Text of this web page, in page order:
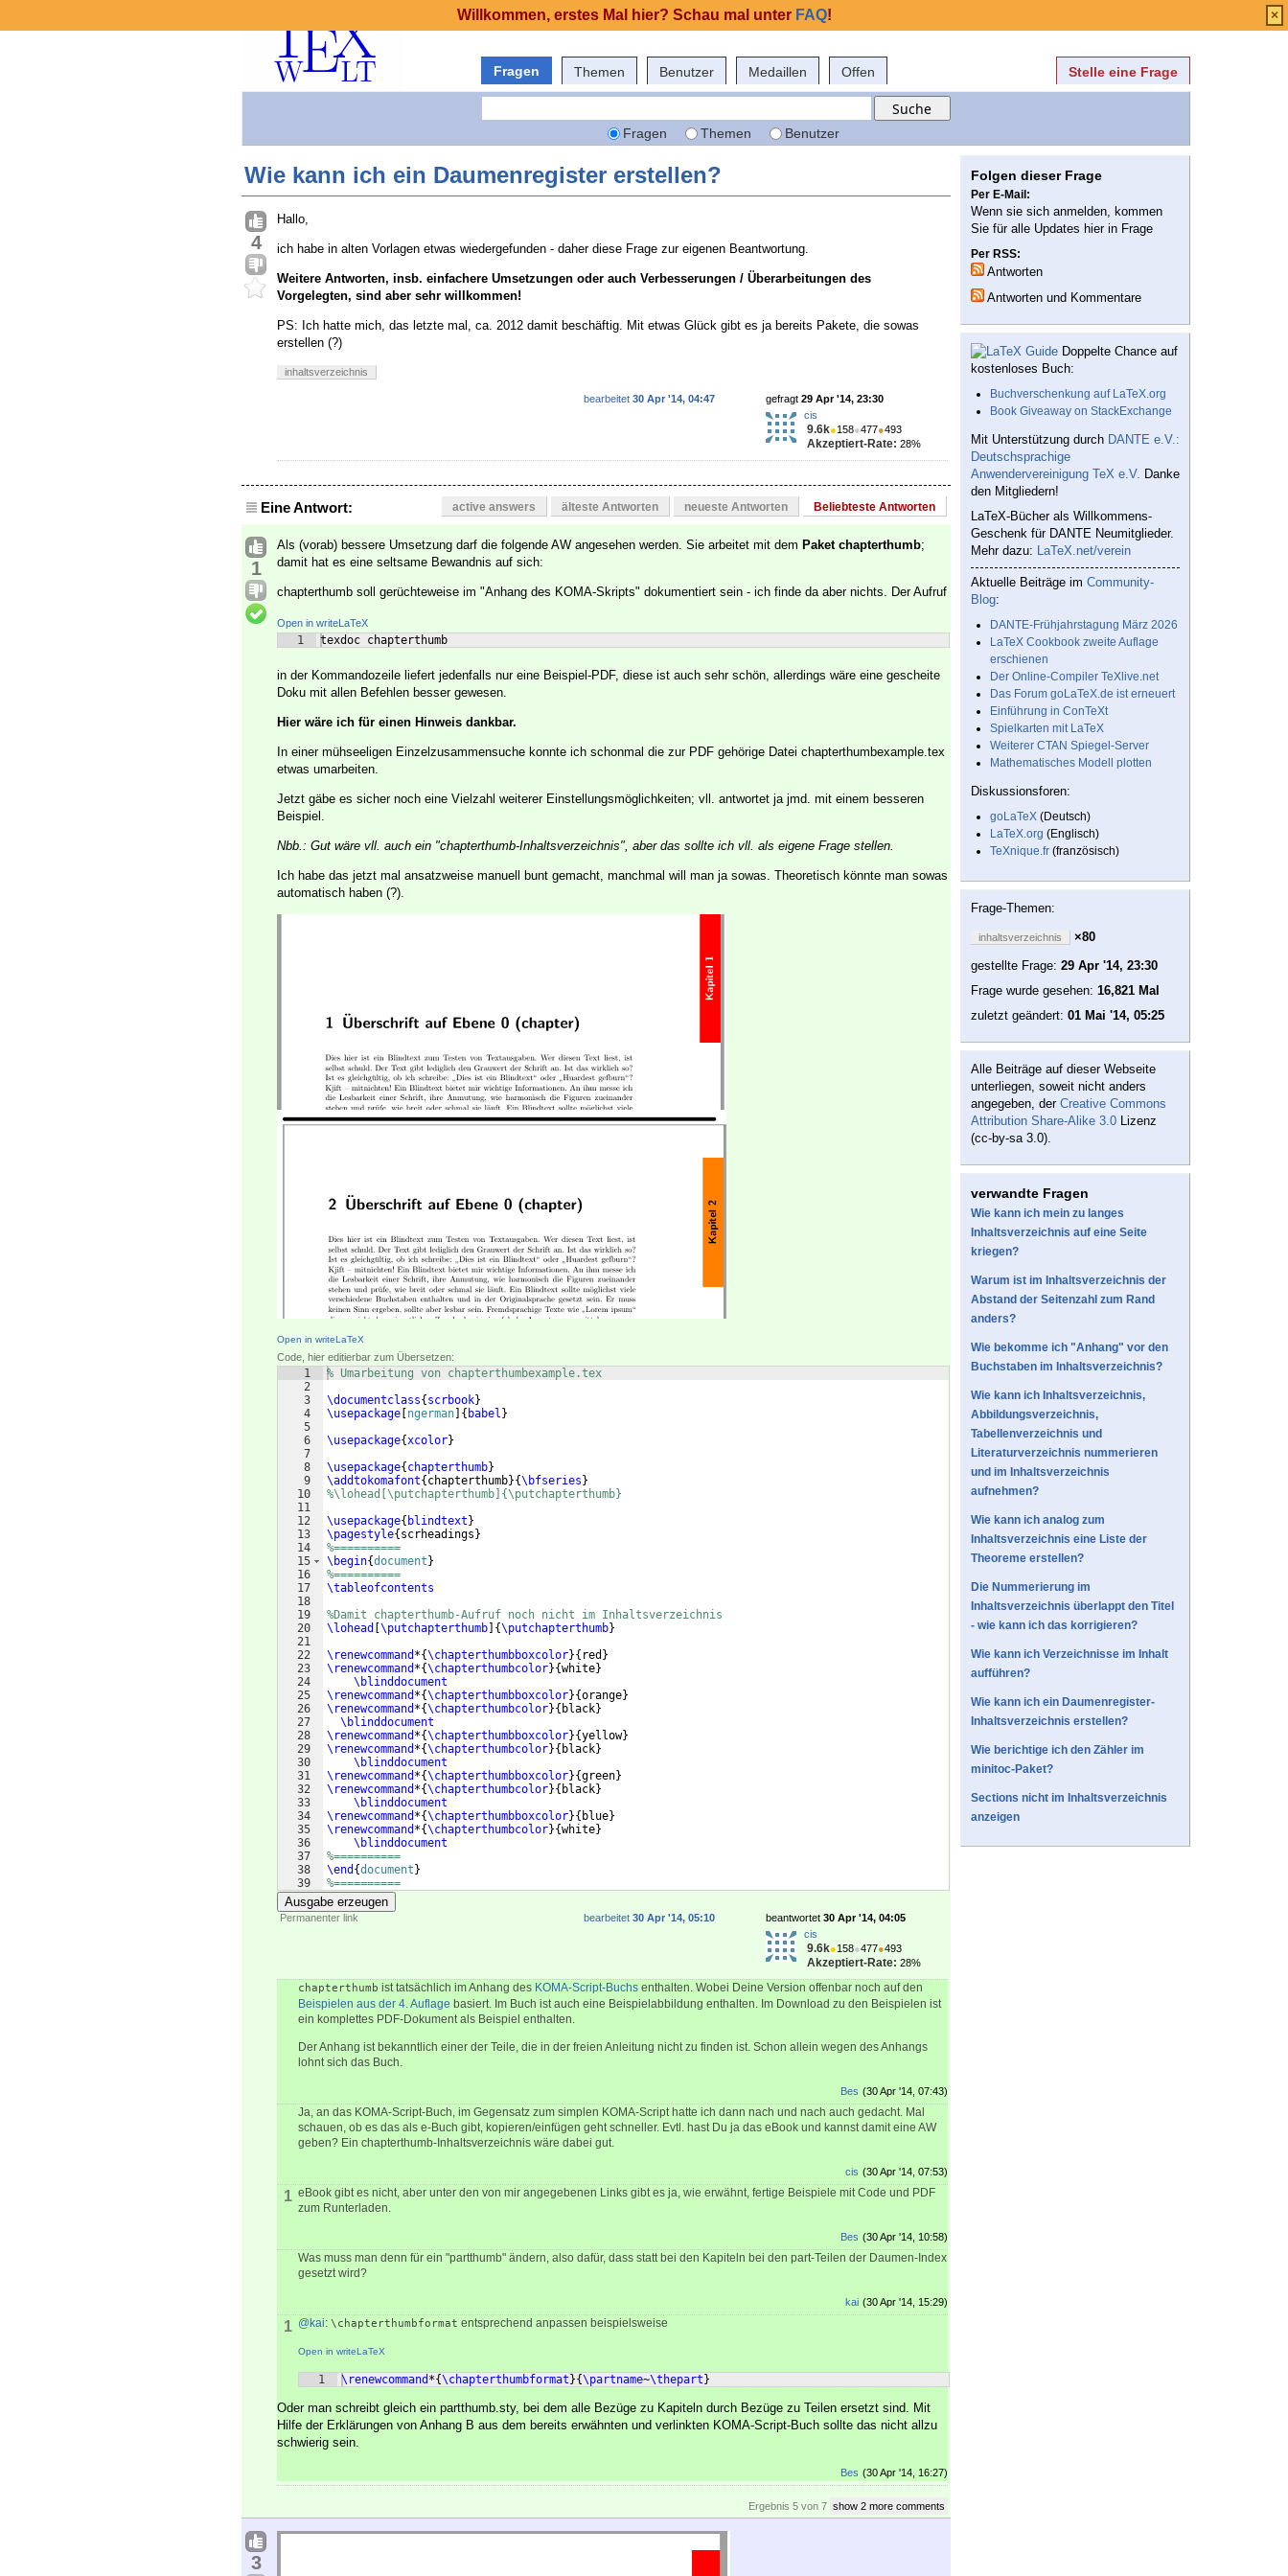
Fragen Themen Benutzer Medaillen Offen Stelle eine Frage
Fragen Themen Benutzer
Wie kann ich ein Daumenregister erstellen?
4
Hallo,
ich habe in alten Vorlagen etwas wiedergefunden - daher diese Frage zur eigenen Beantwortung.
Weitere Antworten, insb. einfachere Umsetzungen oder auch Verbesserungen / Überarbeitungen des
Vorgelegten, sind aber sehr willkommen!
PS: Ich hatte mich, das letzte mal, ca. 2012 damit beschäftig. Mit etwas Glück gibt es ja bereits Pakete, die sowas
erstellen (?)
inhaltsverzeichnis
gefragt 29 Apr '14, 23:30
cis
9.6k●158●477●493
Akzeptiert-Rate: 28%
bearbeitet 30 Apr '14, 04:47
Eine Antwort: active answers älteste Antworten neueste Antworten Beliebteste Antworten
1
Als (vorab) bessere Umsetzung darf die folgende AW angesehen werden. Sie arbeitet mit dem Paket chapterthumb;
damit hat es eine seltsame Bewandnis auf sich:
chapterthumb soll gerüchteweise im "Anhang des KOMA-Skripts" dokumentiert sein - ich finde da aber nichts. Der Aufruf
Open in writeLaTeX
1 texdoc chapterthumb
in der Kommandozeile liefert jedenfalls nur eine Beispiel-PDF, diese ist auch sehr schön, allerdings wäre eine gescheite
Doku mit allen Befehlen besser gewesen.
Hier wäre ich für einen Hinweis dankbar.
In einer mühseeligen Einzelzusammensuche konnte ich schonmal die zur PDF gehörige Datei chapterthumbexample.tex
etwas umarbeiten.
Jetzt gäbe es sicher noch eine Vielzahl weiterer Einstellungsmöglichkeiten; vll. antwortet ja jmd. mit einem besseren
Beispiel.
Nbb.: Gut wäre vll. auch ein "chapterthumb-Inhaltsverzeichnis", aber das sollte ich vll. als eigene Frage stellen.
Ich habe das jetzt mal ansatzweise manuell bunt gemacht, manchmal will man ja sowas. Theoretisch könnte man sowas
automatisch haben (?).
Open in writeLaTeX
Code, hier editierbar zum Übersetzen:
1
2
3
4
5
6
7
8
9
10
11
12
13
14
15
16
17
18
19
20
21
22
23
24
25
26
27
28
29
30
31
32
33
34
35
36
37
38
39
% Umarbeitung von chapterthumbexample.tex
\documentclass{ scrbook}
\usepackage ngerman { babel }
\usepackage{xcolor}
\usepackage{ chapterthumb}
\addtokomafont{ chapterthumb}{\bfseries }
%\lohead[\putchapterthumb]{\putchapterthumb}
\usepackage{ blindtext }
\pagestyle{ scrheadings }
%==========
\begin{document }
%==========
\tableofcontents
%Damit chapterthumb-Aufruf noch nicht im Inhaltsverzeichnis
\lohead
\putchapterthumb {\putchapterthumb}
\renewcommand *{\chapterthumbboxcolor}{ red }
\renewcommand *{\chapterthumbcolor}{white}
\blinddocument
\renewcommand *{\chapterthumbboxcolor}{orange}
\renewcommand *{\chapterthumbcolor}{ black}
\blinddocument
\renewcommand *{\chapterthumbboxcolor}{yellow}
\renewcommand *{\chapterthumbcolor}{ black}
\blinddocument
\renewcommand *{\chapterthumbboxcolor}{green}
\renewcommand *{\chapterthumbcolor}{ black}
\blinddocument
\renewcommand *{\chapterthumbboxcolor}{ blue}
\renewcommand *{\chapterthumbcolor}{white}
\blinddocument
%==========
\end {document }
%==========
Ausgabe erzeugen
Permanenter link beantwortet 30 Apr '14, 04:05
cis
9.6k●158●477●493
Akzeptiert-Rate: 28%
bearbeitet 30 Apr '14, 05:10
chapterthumb ist tatsächlich im Anhang des KOMA-Script-Buchs enthalten. Wobei Deine Version offenbar noch auf den
Beispielen aus der 4. Auflage basiert. Im Buch ist auch eine Beispielabbildung enthalten. Im Download zu den Beispielen ist
ein komplettes PDF-Dokument als Beispiel enthalten.
Der Anhang ist bekanntlich einer der Teile, die in der freien Anleitung nicht zu finden ist. Schon allein wegen des Anhangs
lohnt sich das Buch.
(30 Apr '14, 07:43)
Bes
Ja, an das KOMA-Script-Buch, im Gegensatz zum simplen KOMA-Script hatte ich dann nach und nach auch gedacht. Mal
schauen, ob es das als e-Buch gibt, kopieren/einfügen geht schneller. Evtl. hast Du ja das eBook und kannst damit eine AW
geben? Ein chapterthumb-Inhaltsverzeichnis wäre dabei gut.
(30 Apr '14, 07:53)
cis
1 eBook gibt es nicht, aber unter den von mir angegebenen Links gibt es ja, wie erwähnt, fertige Beispiele mit Code und PDF
zum Runterladen.
(30 Apr '14, 10:58)
Bes
Was muss man denn für ein "partthumb" ändern, also dafür, dass statt bei den Kapiteln bei den part-Teilen der Daumen-Index
gesetzt wird?
(30 Apr '14, 15:29)
kai
1 @kai: \chapterthumbformat entsprechend anpassen beispielsweise
Open in writeLaTeX
1 \renewcommand *{\chapterthumbformat }{\partname~\thepart }
Oder man schreibt gleich ein partthumb.sty, bei dem alle Bezüge zu Kapiteln durch Bezüge zu Teilen ersetzt sind. Mit
Hilfe der Erklärungen von Anhang B aus dem bereits erwähnten und verlinkten KOMA-Script-Buch sollte das nicht allzu
schwierig sein.
(30 Apr '14, 16:27)
Bes
Ergebnis 5 von 7 show 2 more comments
3
Folgen dieser Frage
Per E-Mail:
Wenn sie sich anmelden, kommen
Sie für alle Updates hier in Frage
Per RSS:
Antworten
Antworten und Kommentare
Doppelte Chance auf
kostenloses Buch:
Buchverschenkung auf LaTeX.org
Book Giveaway on StackExchange
Mit Unterstützung durch DANTE e.V.:
Deutschsprachige
Anwendervereinigung TeX e.V. Danke
den Mitgliedern!
LaTeX-Bücher als Willkommens-
Geschenk für DANTE Neumitglieder.
Mehr dazu: LaTeX.net/verein
Aktuelle Beiträge im Community-
Blog:
DANTE-Frühjahrstagung März 2026
LaTeX Cookbook zweite Auflage
erschienen
Der Online-Compiler TeXlive.net
Das Forum goLaTeX.de ist erneuert
Einführung in ConTeXt
Spielkarten mit LaTeX
Weiterer CTAN Spiegel-Server
Mathematisches Modell plotten
Diskussionsforen:
goLaTeX (Deutsch)
LaTeX.org (Englisch)
TeXnique.fr (französisch)
Frage-Themen:
inhaltsverzeichnis
×80
gestellte Frage: 29 Apr '14, 23:30
Frage wurde gesehen: 16,821 Mal
zuletzt geändert: 01 Mai '14, 05:25
Alle Beiträge auf dieser Webseite
unterliegen, soweit nicht anders
angegeben, der Creative Commons
Attribution Share-Alike 3.0 Lizenz
(cc-by-sa 3.0).
verwandte Fragen
Wie kann ich mein zu langes
Inhaltsverzeichnis auf eine Seite
kriegen?
Warum ist im Inhaltsverzeichnis der
Abstand der Seitenzahl zum Rand
anders?
Wie bekomme ich "Anhang" vor den
Buchstaben im Inhaltsverzeichnis?
Wie kann ich Inhaltsverzeichnis,
Abbildungsverzeichnis,
Tabellenverzeichnis und
Literaturverzeichnis nummerieren
und im Inhaltsverzeichnis
aufnehmen?
Wie kann ich analog zum
Inhaltsverzeichnis eine Liste der
Theoreme erstellen?
Die Nummerierung im
Inhaltsverzeichnis überlappt den Titel
- wie kann ich das korrigieren?
Wie kann ich Verzeichnisse im Inhalt
aufführen?
Wie kann ich ein Daumenregister-
Inhaltsverzeichnis erstellen?
Wie berichtige ich den Zähler im
minitoc-Paket?
Sections nicht im Inhaltsverzeichnis
anzeigen
Willkommen, erstes Mal hier? Schau mal unter FAQ! ×